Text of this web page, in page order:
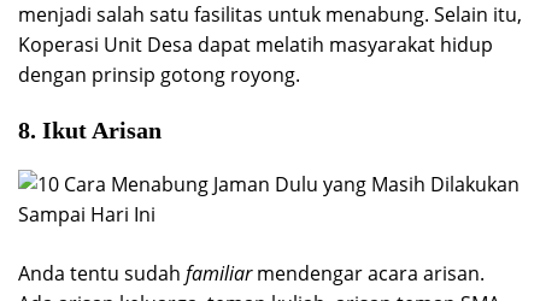
menjadi salah satu fasilitas untuk menabung. Selain itu,
Koperasi Unit Desa dapat melatih masyarakat hidup
dengan prinsip gotong royong.
8. Ikut Arisan
Anda tentu sudah familiarmendengar acara arisan.